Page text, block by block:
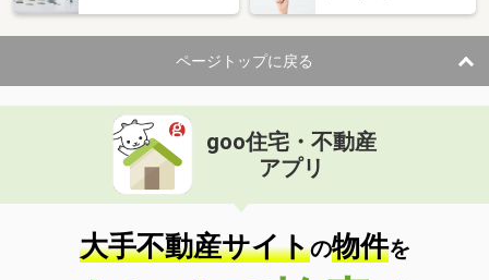
ページトップに戻る
goo住宅・不動産
アプリ
大手不動産サイトの物件を